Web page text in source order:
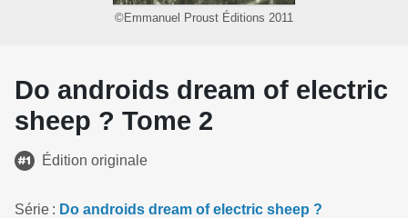
©Emmanuel Proust Éditions 2011
Do androids dream of electric
sheep ? Tome 2
Édition originale
Série
Do androids dream of electric sheep ?